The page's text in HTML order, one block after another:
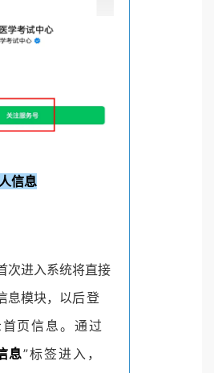
信息
次进入系统将直接
息模块，以后登
页信息。通过
息”标签进入，